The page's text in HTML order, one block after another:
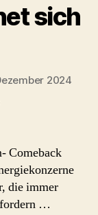
sich
2024
sich
Comeback
die immer
fordern …